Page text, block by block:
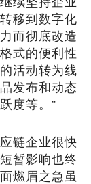
移到数字化
而彻底改造
式的便利性
活动转为线
发布和动态
度等。”
链企业很快
暂影响也终
燃眉之急虽